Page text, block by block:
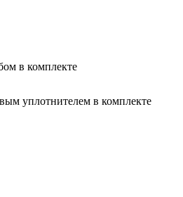
в комплекте
уплотнителем в комплекте